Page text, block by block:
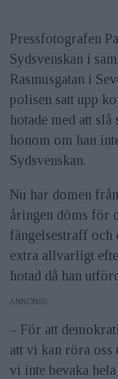
Pressfotografen
Sydsvenskan i
Rasmusgatan i
polisen satt upp
hotade med att
honom om han
Sydsvenskan.
Nu har domen
åringen döms för
fängelsestraff och
extra allvarligt
hotad då han
ANNONS
– För att
att vi kan röra oss
vi inte bevaka